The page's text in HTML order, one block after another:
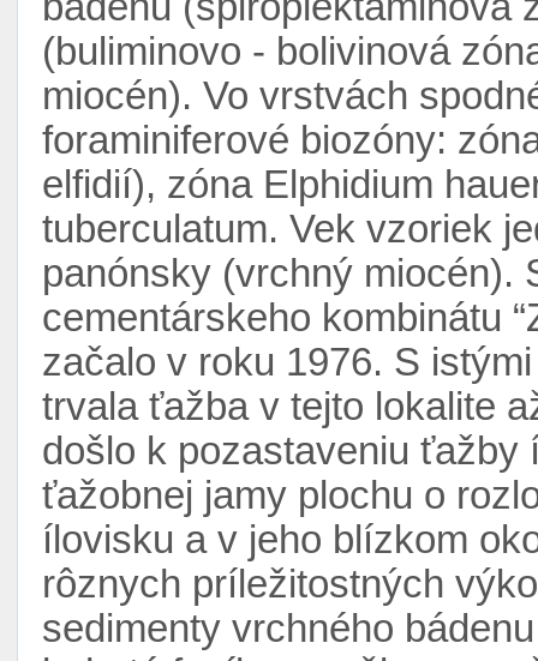
(buliminovo - bolivinová
miocén). Vo vrstvách
foraminiferové biozóny:
elfidií), zóna Elphidium
tuberculatum. Vek vzoriek
panónsky (vrchný miocén).
cementárskeho kombinátu
začalo v roku 1976. S
trvala ťažba v tejto lokalite
došlo k pozastaveniu ťažby
ťažobnej jamy plochu o
ílovisku a v jeho blízkom
rôznych príležitostných
sedimenty vrchného